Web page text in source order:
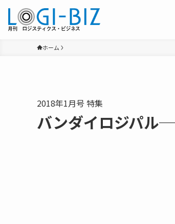
ホーム
2018年1月号 特集
バンダイロジパル